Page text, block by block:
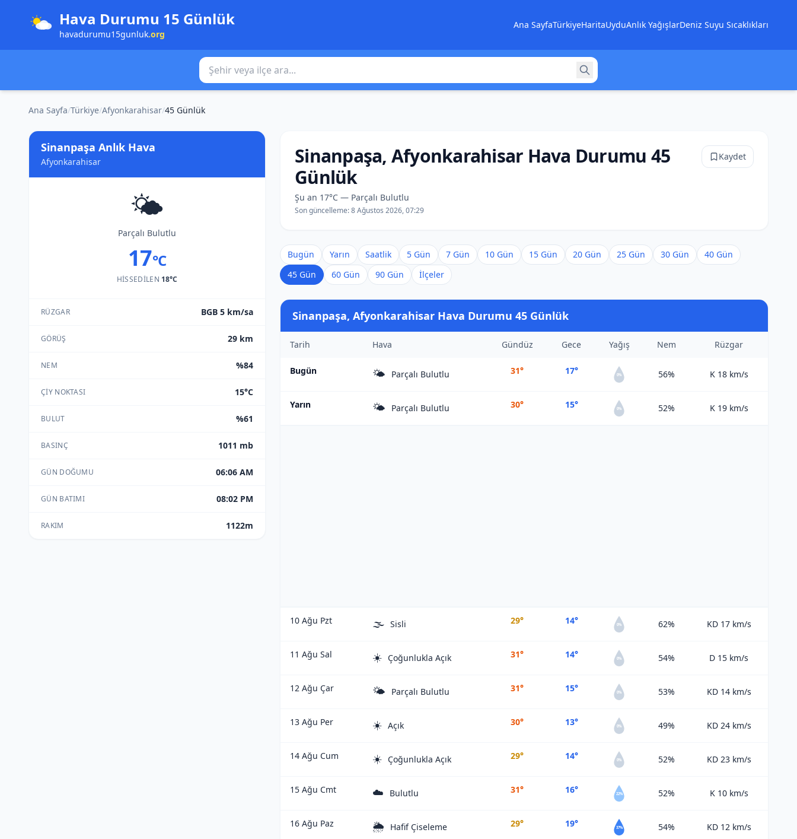
Hava Durumu 15 Günlük
havadurumu15gunluk.org
Ana SayfaTürkiyeHaritaUyduAnlık YağışlarDeniz Suyu Sıcaklıkları
Şehir veya ilçe ara
Ana Sayfa/Türkiye/Afyonkarahisar/45 Günlük
Sinanpaşa Anlık Hava
Afyonkarahisar
🌤️
Parçalı Bulutlu
17°C
HISSEDILEN 18°C
RÜZGAR BGB 5 km/sa
GÖRÜŞ 29 km
NEM %84
ÇIY NOKTASI 15°C
BULUT %61
BASINÇ 1011 mb
GÜN DOĞUMU 06:06 AM
GÜN BATIMI 08:02 PM
RAKIM 1122m
Sinanpaşa, Afyonkarahisar Hava Durumu 45
Günlük
Şu an 17°C — Parçalı Bulutlu
Son güncelleme:8 Ağustos 2026, 07:29
Kaydet
Bugün Yarın Saatlik 5 Gün 7 Gün 10 Gün 15 Gün 20 Gün 25 Gün 30 Gün
40 Gün
45 Gün
60 Gün 90 Gün İlçeler
Sinanpaşa, Afyonkarahisar Hava Durumu 45 Günlük
Tarih Hava Gündüz Gece Yağış Nem Rüzgar
Bugün 🌤️ Parçalı Bulutlu 31° 17° 0% 56% K 18 km/s
Yarın 🌤️ Parçalı Bulutlu 30° 15° 0% 52% K 19 km/s
10 Ağu Pzt 🌫️ Sisli 29° 14° 0% 62% KD 17 km/s
11 Ağu Sal ☀️ Çoğunlukla Açık 31° 14° 0% 54% D 15 km/s
12 Ağu Çar 🌤️ Parçalı Bulutlu 31° 15° 0% 53% KD 14 km/s
13 Ağu Per ☀️ Açık 30° 13° 0% 49% KD 24 km/s
14 Ağu Cum ☀️ Çoğunlukla Açık 29° 14° 0% 52% KD 23 km/s
15 Ağu Cmt ☁️ Bulutlu 31° 16° 22% 52% K 10 km/s
16 Ağu Paz 🌦️ Hafif Çiseleme 29° 19° 37% 54% KD 12 km/s